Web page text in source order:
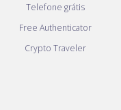
Telefone grátis
Free Authenticator
Crypto Traveler